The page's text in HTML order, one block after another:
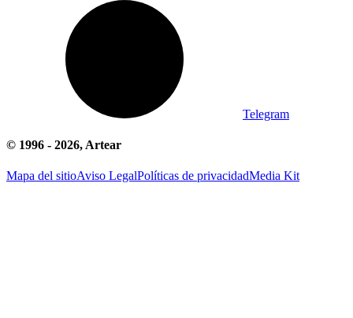
Telegram
© 1996 - 2026, Artear
Mapa del sitioAviso LegalPolíticas de privacidadMedia Kit